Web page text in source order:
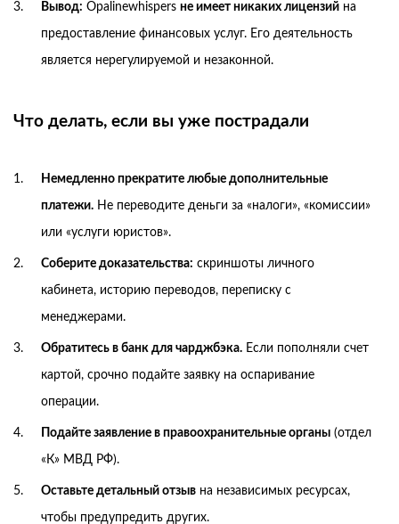
Вывод: Opalinewhispers не имеет никаких лицензий на
предоставление финансовых услуг. Его деятельность
является нерегулируемой и незаконной.
Что делать, если вы уже пострадали
Немедленно прекратите любые дополнительные
платежи. Не переводите деньги за «налоги», «комиссии»
или «услуги юристов».
Соберите доказательства: скриншоты личного
кабинета, историю переводов, переписку с
менеджерами.
Обратитесь в банк для чарджбэка. Если пополняли счет
картой, срочно подайте заявку на оспаривание
операции.
Подайте заявление в правоохранительные органы (отдел
«К» МВД РФ).
Оставьте детальный отзыв на независимых ресурсах,
чтобы предупредить других.